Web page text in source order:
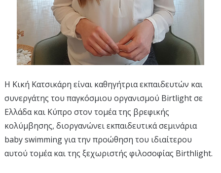
Η Κική Κατσικάρη είναι καθηγήτρια εκπαιδευτών και
συνεργάτης του παγκόσμιου οργανισμού Birtlight σε
Ελλάδα και Κύπρο στον τομέα της βρεφικής
κολύμβησης, διοργανώνει εκπαιδευτικά σεμινάρια
baby swimming για την προώθηση του ιδιαίτερου
αυτού τομέα και της ξεχωριστής φιλοσοφίας Birthlight.